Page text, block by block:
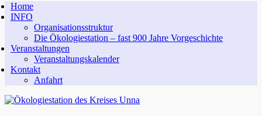
Home
INFO
Organisationsstruktur
Die Ökologiestation – fast 900 Jahre Vorgeschichte
Veranstaltungen
Veranstaltungskalender
Kontakt
Anfahrt